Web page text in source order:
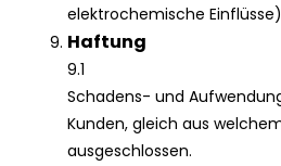
elektrochemische
Haftung
9.1
Schadens- und
Kunden, gleich aus
ausgeschlossen.